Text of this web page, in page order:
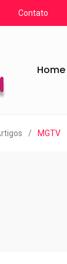
Contato
Home
/ MGTV